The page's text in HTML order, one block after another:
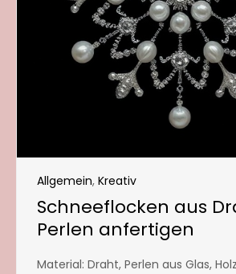
Allgemein, Kreativ
Schneeflocken aus
Perlen anfertigen
Material: Draht, Perlen aus Glas,